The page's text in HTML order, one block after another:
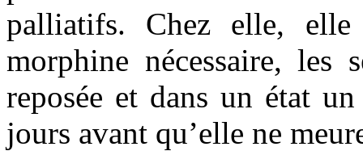
palliatifs. Chez elle,
morphine nécessaire, les
reposée et dans un état
jours avant qu’elle ne